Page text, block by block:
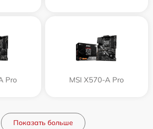
Pro MSI X570-A Pro
Показать больше